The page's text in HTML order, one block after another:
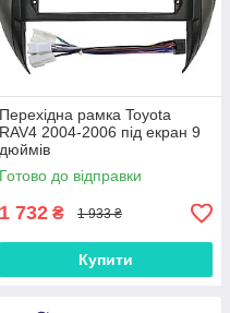
Перехідна рамка Toyota
RAV4 2004-2006 під екран 9
дюймів
Готово до відправки
1 732 ₴ 1 933 ₴
Купити